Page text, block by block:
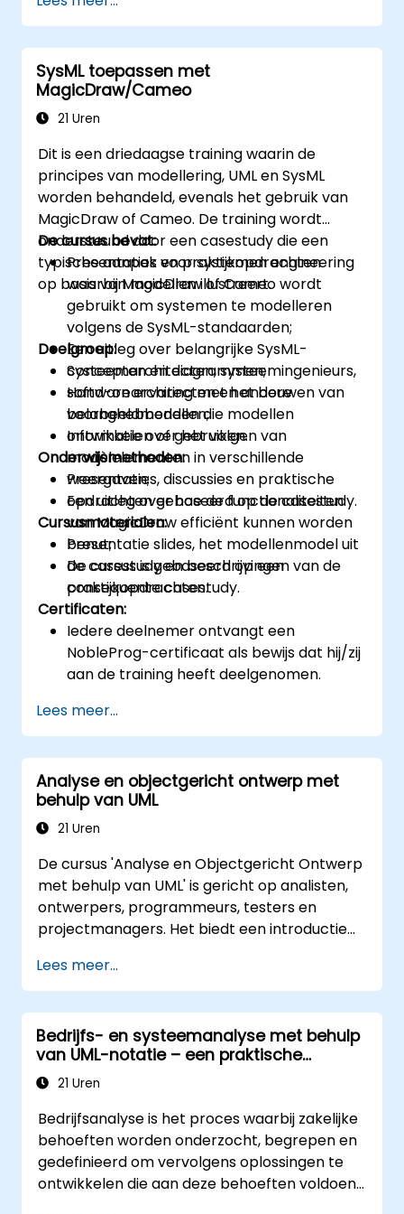
SysML toepassen met
MagicDraw/Cameo
21 Uren
Dit is een driedaagse training waarin de
principes van modellering, UML en SysML
worden behandeld, evenals het gebruik van
MagicDraw of Cameo. De training wordt
ondersteund door een casestudy die een
typische aanpak voor systemen engineering
op basis van modellen illustreert.
De cursus bevat:
Presentaties en praktijkopdrachten
waarbij MagicDraw of Cameo wordt
gebruikt om systemen te modelleren
volgens de SysML-standaarden;
Een uitleg over belangrijke SysML-
concepten en diagrammen;
Hand-on ervaring met het bouwen van
voorbeeldmodellen;
Informatie over het volgen van
modèlelementen in verschillende
weergaven;
Een uitleg over hoe de functionaliteiten
van MagicDraw efficiënt kunnen worden
benut;
De cursus is gebaseerd op een
consequente casestudy.
Doelgroep:
Systeemarchitecten, systeemingenieurs,
softwarearchitecten en andere
belanghebbenden die modellen
ontwikkelen of gebruiken.
Onderwijsmethoden:
Presentaties, discussies en praktische
opdrachten gebaseerd op de casestudy.
Cursusmaterialen:
Presentatie slides, het modellenmodel uit
de casestudy en beschrijvingen van de
praktijkopdrachten.
Certificaten:
Iedere deelnemer ontvangt een
NobleProg-certificaat als bewijs dat hij/zij
aan de training heeft deelgenomen.
Lees meer...
Analyse en objectgericht ontwerp met
behulp van UML
21 Uren
De cursus 'Analyse en Objectgericht Ontwerp
met behulp van UML' is gericht op analisten,
ontwerpers, programmeurs, testers en
projectmanagers. Het biedt een introductie
van een casestudy leren de deelnemers hoe
ze vereisten en bedrijfsprocessen kunnen
modelleren, evenals hoe functionele en niet-
functionele eisen gedocumenteerd worden.
Verder behandelt de cursus het analytische
model, de ontwerpfasen – zowel statisch als
begeleiding bij het gebruik van Enterprise
Architect voor modellering. Uiteindelijk levert
dit een stevige basis op om efficiënt
systeemmodellen te creëren binnen
Lees meer...
Bedrijfs- en systeemanalyse met behulp
van UML-notatie – een praktische
workshop voor product owners binnen
Scrum
21 Uren
Bedrijfsanalyse is het proces waarbij zakelijke
behoeften worden onderzocht, begrepen en
gedefinieerd om vervolgens oplossingen te
ontwikkelen die aan deze behoeften voldoen.